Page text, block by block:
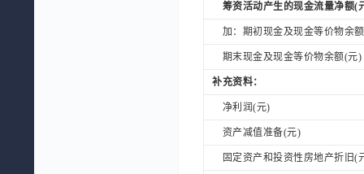
筹资活动产生的现金流量净额(
加：期初现金及现金等价物余
期末现金及现金等价物余额(元)
补充资料：
净利润(元)
资产减值准备(元)
固定资产和投资性房地产折旧(